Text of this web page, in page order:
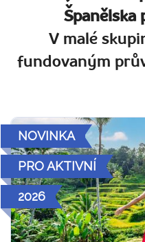
Španělska
V malé
fundovaným
NOVINKA
PRO AKTIVNÍ
2026